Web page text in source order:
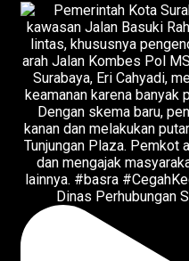
Dinas Perhubungan